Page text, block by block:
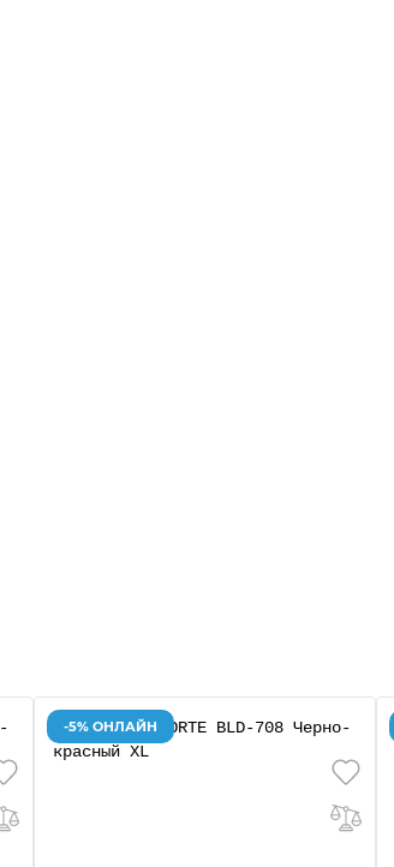
-5% ОНЛАЙН